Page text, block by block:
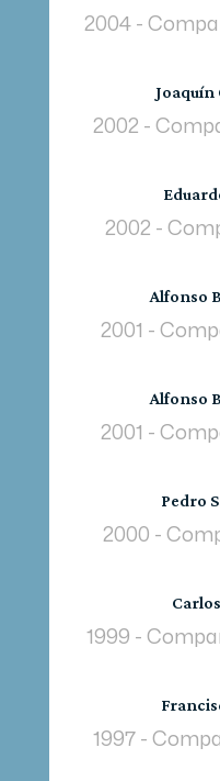
2004 -
Joaquín
2002 -
2002 -
Alfonso
2001 -
Alfonso
2001 -
Pedro
2000 -
1999 -
1997 -